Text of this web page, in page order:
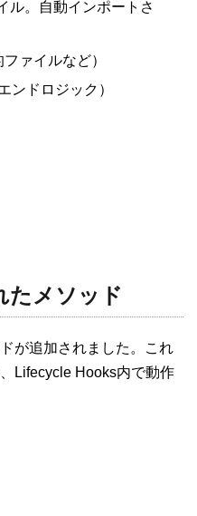
ル。自動インポートさ
ァイルなど）
ンドロジック）
たメソッド
が追加されました。これ
Lifecycle Hooks内で動作